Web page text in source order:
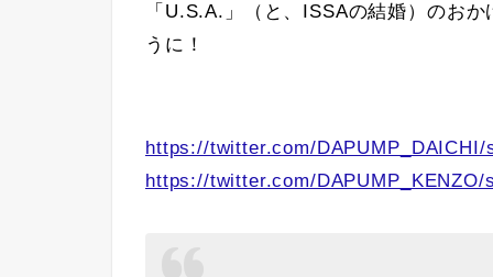
「U.S.A.」（と、ISSAの結婚）のお
うに！
https://twitter.com/DAPUMP_DAICHI/
https://twitter.com/DAPUMP_KENZO/